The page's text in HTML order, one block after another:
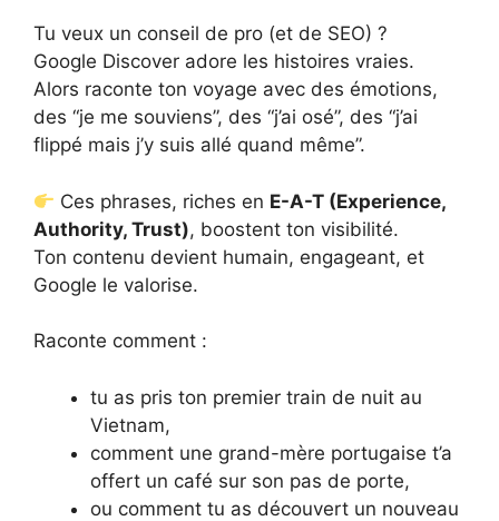
Tu veux un conseil de pro (et de SEO) ?
Google Discover adore les histoires vraies.
Alors raconte ton voyage avec des émotions,
des “je me souviens”, des “j’ai osé”, des “j’ai
flippé mais j’y suis allé quand même”.
Ces phrases, riches en E-A-T (Experience,
Authority, Trust), boostent ton visibilité.
Ton contenu devient humain, engageant, et
Google le valorise.
Raconte comment :
tu as pris ton premier train de nuit au
Vietnam,
comment une grand-mère portugaise t’a
offert un café sur son pas de porte,
ou comment tu as découvert un nouveau